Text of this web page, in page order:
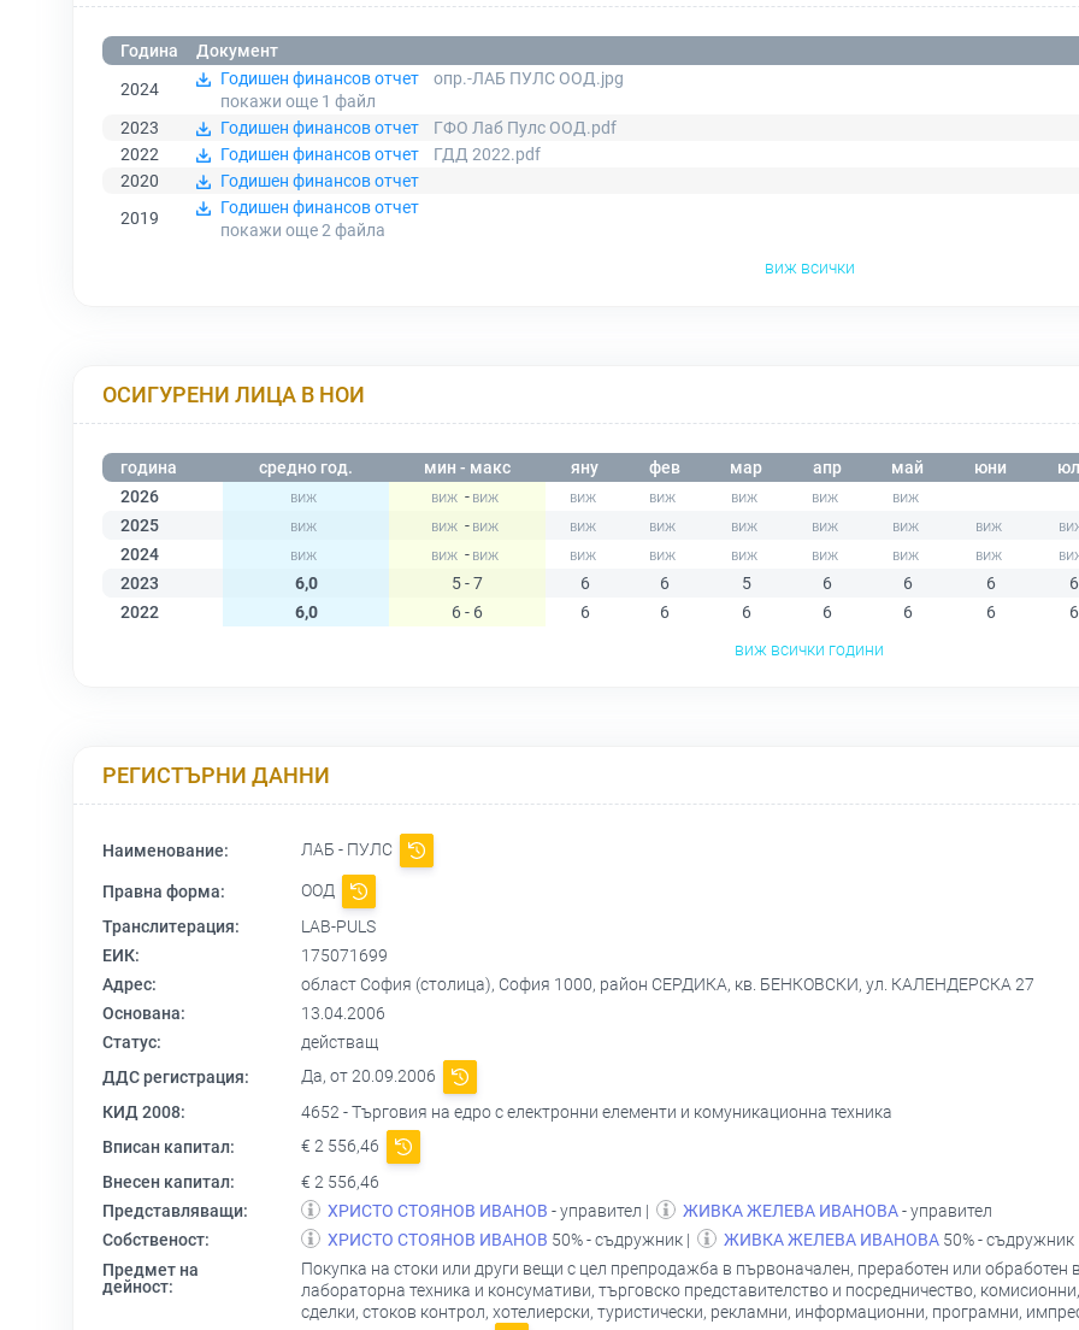
Година
Документ
2024
Годишен финансов отчет
опр.-ЛАБ ПУЛС ООД.jpg
покажи още 1 файл
2023
Годишен финансов отчет
ГФО Лаб Пулс ООД.pdf
2022
Годишен финансов отчет
ГДД 2022.pdf
2020
Годишен финансов отчет
2019
Годишен финансов отчет
покажи още 2 файла
виж всички
ОСИГУРЕНИ ЛИЦА В НОИ
година средно год. мин - макс яну фев мар апр май юни
2026
-
2025
-
2024
-
2023
6,0 5 - 7 6 6 5 6 6 6
6
2022
6,0 6 - 6 6 6 6 6 6 6
6
виж всички години
РЕГИСТЪРНИ ДАННИ
Наименование: ЛАБ - ПУЛС
Правна форма:
ООД
Транслитерация:
LAB-PULS
ЕИК:
175071699
Адрес:
област София (столица), София 1000, район СЕРДИКА, кв. БЕНКОВСКИ, ул. КАЛЕНДЕРСКА 27
Основана:
13.04.2006
Статус:
действащ
ДДС регистрация:
Да, от 20.09.2006
КИД 2008:
4652 - Търговия на едро с електронни елементи и комуникационна техника
Вписан капитал:
€ 2 556,46
Внесен капитал:
€ 2 556,46
Представляващи:
ХРИСТО СТОЯНОВ ИВАНОВ - управител | ЖИВКА ЖЕЛЕВА ИВАНОВА- управител
Собственост:
ХРИСТО СТОЯНОВ ИВАНОВ 50% - съдружник | ЖИВКА ЖЕЛЕВА ИВАНОВА 50% - съдружник
Предмет на
дейност:
Покупка на стоки или други вещи с цел препродажба в първоначален, преработен или обработен
лабораторна техника и консумативи, търговско представителство и посредничество,
сделки, стоков контрол, хотелиерски, туристически, рекламни, информационни, програмни,